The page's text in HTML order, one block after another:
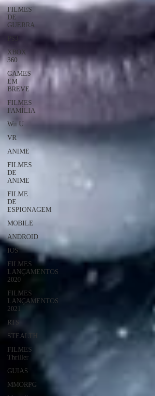
FILMES
DE
GUERRA
PS3
XBOX
360
GAMES
EM
BREVE
FILMES
FAMÍLIA
Wii U
VR
ANIME
FILMES
DE
ANIME
FILME
DE
ESPIONAGEM
MOBILE
ANDROID
IOS
FILMES
LANÇAMENTOS
2020
FILMES
LANÇAMENTOS
2021
RTS
STEALTH
FILMES
Thriller
GUIAS
MMORPG